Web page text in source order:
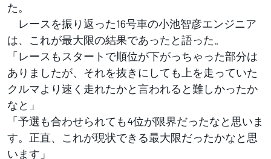
た。
レースを振り返った16号車の小池智彦エンジニア
は、これが最大限の結果であったと語った。
「レースもスタートで順位が下がっちゃった部分は
ありましたが、それを抜きにしても上を走っていた
クルマより速く走れたかと言われると難しかったか
なと」
「予選も合わせられても4位が限界だったなと思いま
す。正直、これが現状できる最大限だったかなと思
います」